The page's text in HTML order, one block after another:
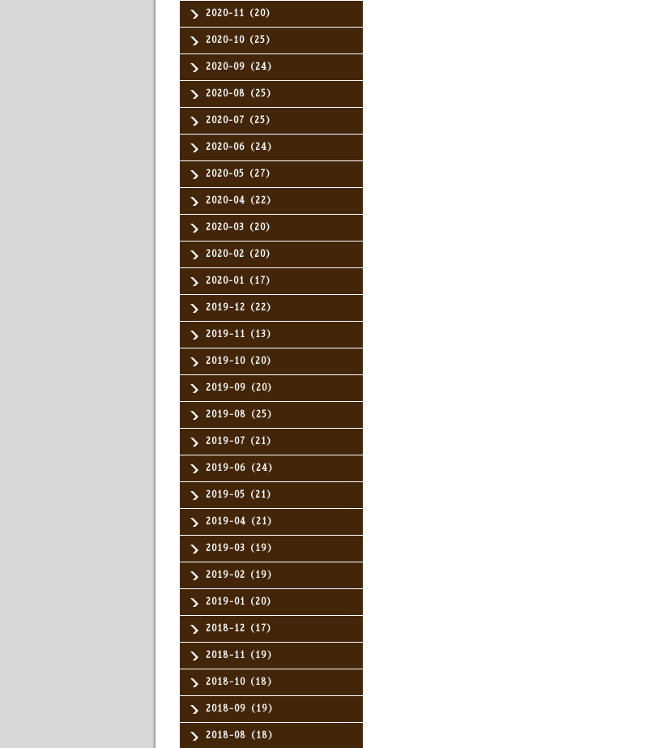
2020-11（20）
2020-10（25）
2020-09（24）
2020-08（25）
2020-07（25）
2020-06（24）
2020-05（27）
2020-04（22）
2020-03（20）
2020-02（20）
2020-01（17）
2019-12（22）
2019-11（13）
2019-10（20）
2019-09（20）
2019-08（25）
2019-07（21）
2019-06（24）
2019-05（21）
2019-04（21）
2019-03（19）
2019-02（19）
2019-01（20）
2018-12（17）
2018-11（19）
2018-10（18）
2018-09（19）
2018-08（18）